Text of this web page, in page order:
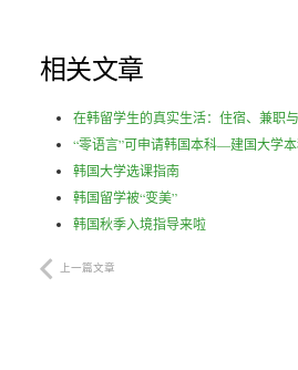
相关文章
在韩留学生的真实生活：住宿、兼职
“零语言”可申请韩国本科—建国大学
韩国大学选课指南
韩国留学被“变美”
韩国秋季入境指导来啦
上一篇文章